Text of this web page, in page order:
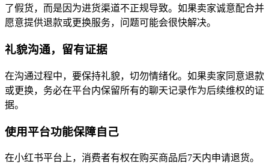
了假货，而是因为进货渠道不正规导致。如果卖家诚意配合并
愿意提供退款或更换服务，问题可能会很快解决。
礼貌沟通，留有证据
在沟通过程中，要保持礼貌，切勿情绪化。如果卖家同意退款
或更换，务必在平台内保留所有的聊天记录作为后续维权的证
据。
使用平台功能保障自己
在小红书平台上，消费者有权在购买商品后7天内申请退货。